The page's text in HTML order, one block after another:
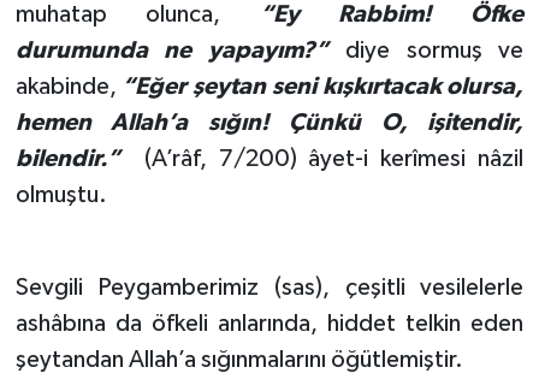
muhatap olunca, “Ey Rabbim! Öfke
durumunda ne yapayım?” diye sormuş ve
akabinde, “Eğer şeytan seni kışkırtacak olursa,
hemen Allah’a sığın! Çünkü O, işitendir,
bilendir.”
(A’râf, 7/200) âyet-i kerîmesi nâzil
olmuştu.
Sevgili Peygamberimiz (sas), çeşitli vesilelerle
ashâbına da öfkeli anlarında, hiddet telkin eden
şeytandan Allah’a sığınmalarını öğütlemiştir.